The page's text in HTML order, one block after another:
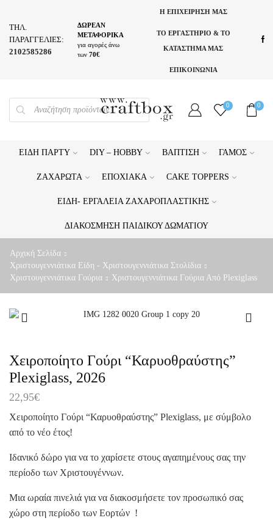
ΤΗΛ.
ΠΑΡΑΓΓΕΛΙΕΣ:
2102585286
ΔΩΡΕΑΝ
ΜΕΤΑΦΟΡΙΚΑ
για αγορές άνω
των 70€
Η ΕΠΙΧΕΙΡΗΣΗ ΜΑΣ
ΤΟ ΕΡΓΑΣΤΗΡΙΟ & ΤΟ
ΚΑΤΑΣΤΗΜΑ ΜΑΣ
ΕΠΙΚΟΙΝΩΝΙΑ
PRODUCTS
SEARCH
0 0
ΕΊΔΗ ΠΆΡΤΥ DIY – HOBBY ΒΆΠΤΙΣΗ ΓΆΜΟΣ
ΖΑΧΑΡΩΤΆ ΕΠΟΧΙΑΚΆ CAKE TOPPERS
ΕΊΔΗ- ΕΡΓΑΛΕΊΑ ΖΑΧΑΡΟΠΛΑΣΤΙΚΉΣ
ΔΙΑΚΌΣΜΗΣΗ ΠΑΙΔΙΚΟΎ ΔΩΜΑΤΊΟΥ
Αρχική Σελίδα
Χριστουγεννιάτικα Είδη - Χριστουγεννιάτικα Στολίδια
Χριστουγεννιάτικα Γούρια
Χριστουγεννιάτικα Γούρια Από Plexiglass
Χειροποίητο Γούρι “Καρυοθραύστης”
Plexiglass, 2026
22,95€
Χειροποίητο Γούρι “Καρυοθραύστης” Plexiglass, με σύμβολο
από το νέο έτος!
Ιδανικό δώρο για να το χαρίσετε στους αγαπημένους σας την
περίοδο των Χριστουγέννων.
Μια ωραία πινελιά για να διακοσμήσετε τον προσωπικό σας
χώρο στη περίοδο των Εορτών !